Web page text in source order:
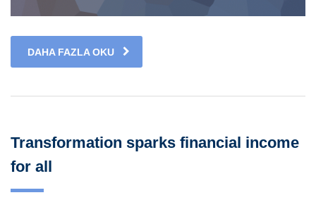
DAHA FAZLA OKU
Transformation sparks financial income
for all